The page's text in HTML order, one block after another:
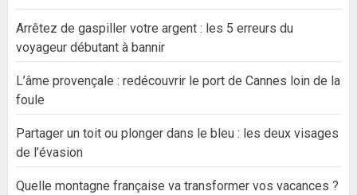
Arrêtez de gaspiller votre argent : les 5 erreurs du
voyageur débutant à bannir
L’âme provençale : redécouvrir le port de Cannes loin de la
foule
Partager un toit ou plonger dans le bleu : les deux visages
de l’évasion
Quelle montagne française va transformer vos vacances ?